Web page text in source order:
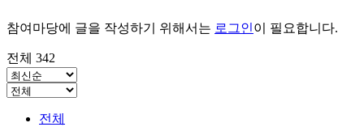
참여마당에 글을 작성하기 위해서는 로그인이 필요합니다.
전체 342
전체